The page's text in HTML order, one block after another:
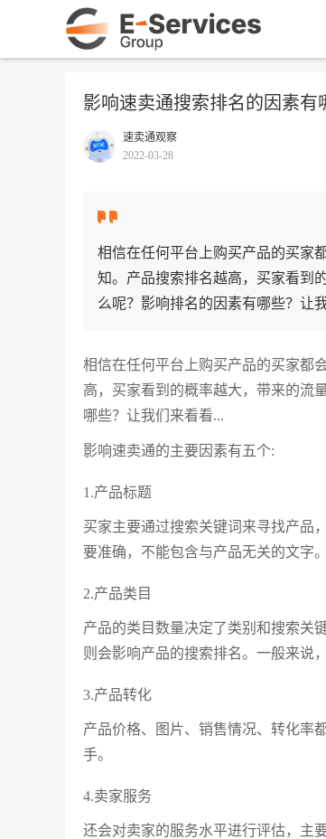
影响速卖通搜索排名的因素有
速卖通观察
2022-03-28
相信在任何平台上购买产品的买家
知。产品搜索排名越高，买家看到
么呢？影响排名的因素有哪些？让
相信在任何平台上购买产品的买家都
高，买家看到的概率越大，带来的流
哪些？让我们来看看...
影响速卖通的主要因素有五个:
1.产品标题
买家主要通过搜索关键词来寻找产品
要准确，不能包含与产品无关的文字
2.产品类目
产品的类目数量决定了类别和搜索关
则会影响产品的搜索排名。一般来说
3.产品转化
产品价格、图片、销售情况、转化率
手。
4.卖家服务
还会对卖家的服务水平进行评估，主